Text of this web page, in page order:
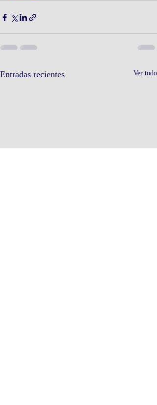
Entradas recientes Ver todo